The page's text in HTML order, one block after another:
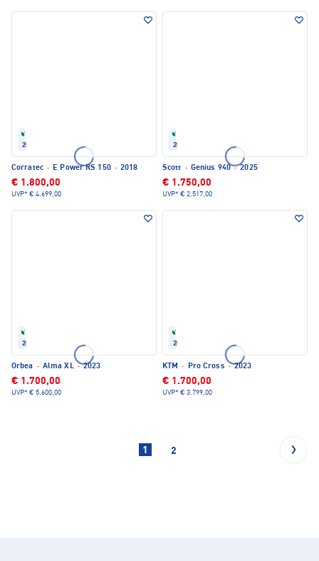
2018
Corratec · E Power RS 150 · 2018
€ 1.800,00
UVP* € 4.699,00
2025
Scott · Genius 940·2025
€ 1.750,00
UVP* € 2.517,00
2023
Orbea · Alma XL ·2023
€ 1.700,00
UVP* € 5.600,00
2023
KTM · Pro Cross ·2023
€ 1.700,00
UVP* € 3.799,00
1 2